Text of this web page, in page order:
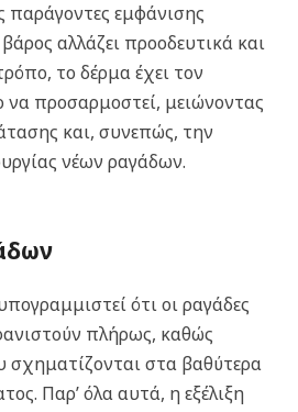
παράγοντες εμφάνισης
αλλάζει προοδευτικά και
το δέρμα έχει τον
προσαρμοστεί, μειώνοντας
και, συνεπώς, την
νέων ραγάδων.
ότι οι ραγάδες
πλήρως, καθώς
σχηματίζονται στα βαθύτερα
Παρ’ όλα αυτά, η εξέλιξη